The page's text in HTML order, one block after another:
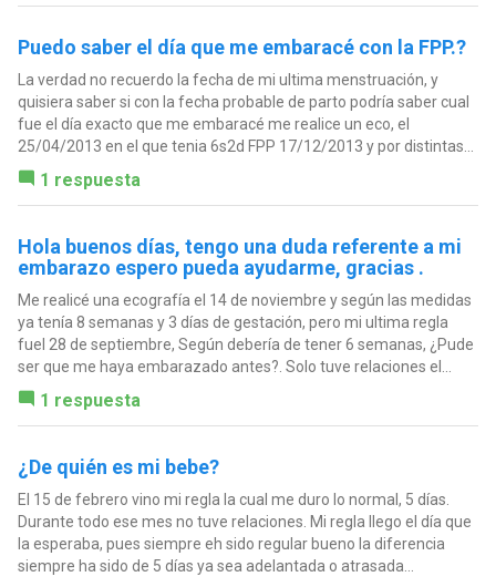
Puedo saber el día que me embaracé con la FPP.?
La verdad no recuerdo la fecha de mi ultima menstruación, y
quisiera saber si con la fecha probable de parto podría saber cual
fue el día exacto que me embaracé me realice un eco, el
25/04/2013 en el que tenia 6s2d FPP 17/12/2013 y por distintas...
1 respuesta
Hola buenos días, tengo una duda referente a mi
embarazo espero pueda ayudarme, gracias .
Me realicé una ecografía el 14 de noviembre y según las medidas
ya tenía 8 semanas y 3 días de gestación, pero mi ultima regla
fuel 28 de septiembre, Según debería de tener 6 semanas, ¿Pude
ser que me haya embarazado antes?. Solo tuve relaciones el...
1 respuesta
¿De quién es mi bebe?
El 15 de febrero vino mi regla la cual me duro lo normal, 5 días.
Durante todo ese mes no tuve relaciones. Mi regla llego el día que
la esperaba, pues siempre eh sido regular bueno la diferencia
siempre ha sido de 5 días ya sea adelantada o atrasada...